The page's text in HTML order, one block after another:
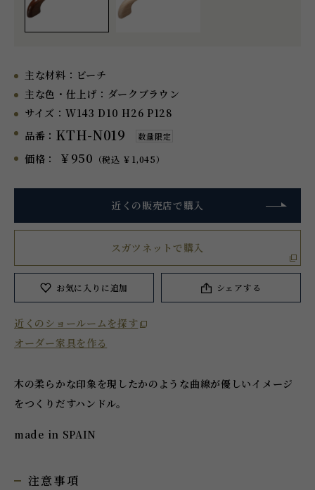
主な材料： ビーチ
主な色・仕上げ： ダークブラウン
サイズ： W143 D10 H26 P128
品番： KTH-N019 数量限定
価格： ￥950 （税込 ￥1,045）
近くの販売店で購入
スガツネットで購入
お気に入り に追加 シェアする
近くのショールームを探す
オーダー家具を作る
木の柔らかな印象を現したかのような曲線が優しいイメージ
をつくりだすハンドル。
made in SPAIN
注意事項